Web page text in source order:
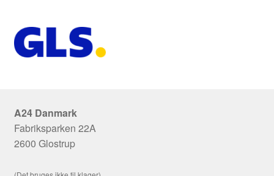
A24 Danmark
Fabriksparken 22A
2600 Glostrup